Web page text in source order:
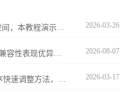
2026-03-26
2026-08-07
2026-03-17